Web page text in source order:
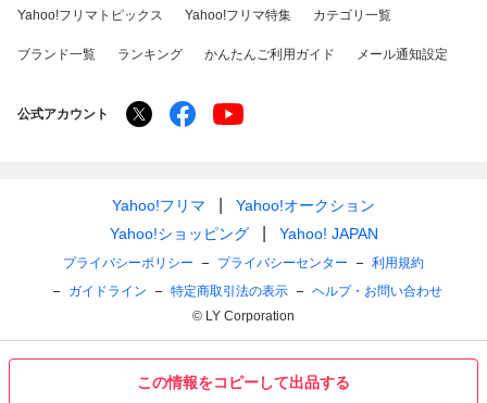
この情報をコピーして出品する
Yahoo!フリマトピックス Yahoo!フリマ特集 カテゴリ一覧
ブランド一覧 ランキング かんたんご利用ガイド メール通知設定
公式アカウント
Yahoo!フリマ
Yahoo!オークション
Yahoo!ショッピング
Yahoo! JAPAN
プライバシーポリシー プライバシーセンター
利用規約
ガイドライン
特定商取引法の表示
ヘルプ・お問い合わせ
© LY Corporation